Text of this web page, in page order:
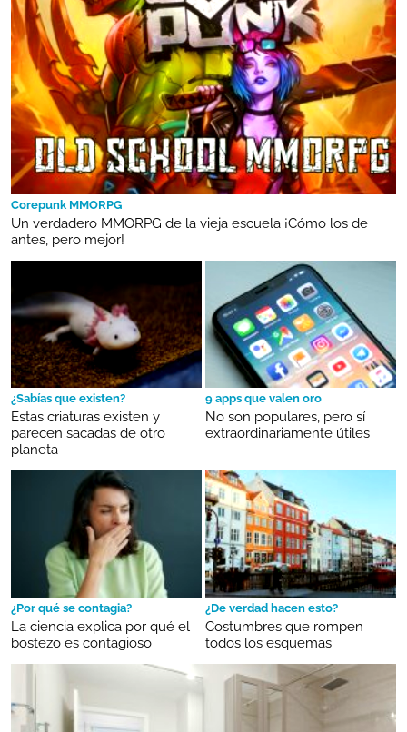
Corepunk MMORPG
Un verdadero MMORPG de la vieja escuela ¡Cómo los de
antes, pero mejor!
¿Sabías que existen?
Estas criaturas existen y
parecen sacadas de otro
planeta
9 apps que valen oro
No son populares, pero sí
extraordinariamente útiles
¿Por qué se contagia?
La ciencia explica por qué el
bostezo es contagioso
¿De verdad hacen esto?
Costumbres que rompen
todos los esquemas